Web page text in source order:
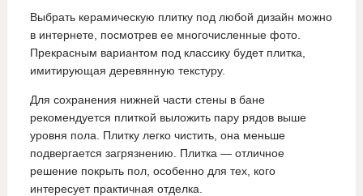
Выбрать керамическую плитку под любой дизайн можно
в интернете, посмотрев ее многочисленные фото.
Прекрасным вариантом под классику будет плитка,
имитирующая деревянную текстуру.
Для сохранения нижней части стены в бане
рекомендуется плиткой выложить пару рядов выше
уровня пола. Плитку легко чистить, она меньше
подвергается загрязнению. Плитка — отличное
решение покрыть пол, особенно для тех, кого
интересует практичная отделка.